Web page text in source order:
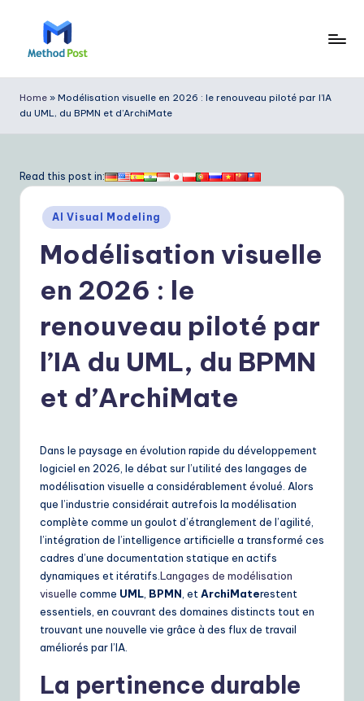
e
t
o
Y
o
D
ly
Home » Modélisation visuelle en 2026 : le renouveau piloté par l’IA
du UML, du BPMN et d’ArchiMate
Read this post in:
Posted
in
AI Visual Modeling
Modélisation visuelle
en 2026 : le
renouveau piloté par
l’IA du UML, du BPMN
et d’ArchiMate
Dans le paysage en évolution rapide du développement
logiciel en 2026, le débat sur l’utilité des langages de
modélisation visuelle a considérablement évolué. Alors
que l’industrie considérait autrefois la modélisation
complète comme un goulot d’étranglement de l’agilité,
l’intégration de l’intelligence artificielle a transformé ces
cadres d’une documentation statique en actifs
dynamiques et itératifs. Langages de modélisation
visuelle comme UML BPMN , et ArchiMaterestent
essentiels, en couvrant des domaines distincts tout en
trouvant une nouvelle vie grâce à des flux de travail
améliorés par l’IA.
La pertinence durable